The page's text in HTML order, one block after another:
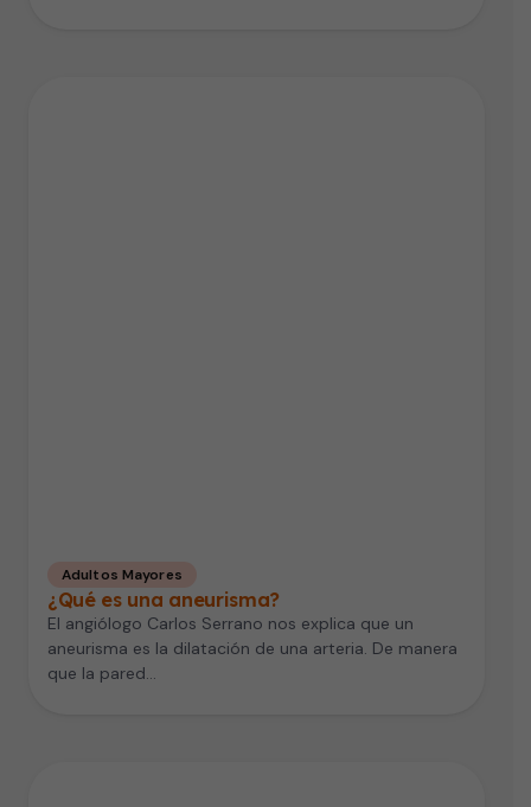
Adultos Mayores
¿Qué es una aneurisma?
El angiólogo Carlos Serrano nos explica que un
aneurisma es la dilatación de una arteria. De manera
que la pared…